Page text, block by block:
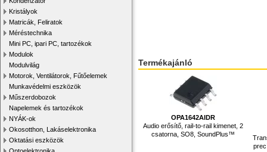
Kristályok
Matricák, Feliratok
Méréstechnika
Mini PC, ipari PC, tartozékok
Modulok
Modulvilág
Motorok, Ventilátorok, Fűtőelemek
Munkavédelmi eszközök
Műszerdobozok
Napelemek és tartozékok
NYÁK-ok
Okosotthon, Lakáselektronika
Oktatási eszközök
Termékajánló
OPA1642AIDR
Audio erősítő, rail-to-rail kimenet, 2
csatorna, SO8, SoundPlus™